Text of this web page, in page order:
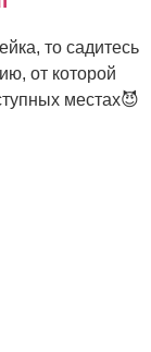
то садитесь
от которой
местах😈